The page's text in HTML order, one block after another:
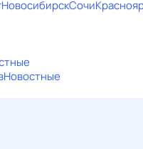
НовосибирскСочи
Новостные